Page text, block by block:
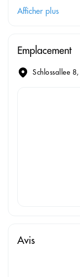
Afficher plus
Emplacement
Schlossallee
Avis